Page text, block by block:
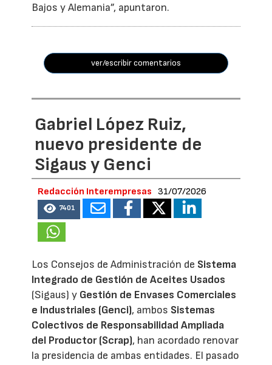
Bajos y Alemania”, apuntaron.
ver/escribir comentarios
Gabriel López Ruiz,
nuevo presidente de
Sigaus y Genci
Redacción Interempresas 31/07/2026
7401
Los Consejos de Administración de Sistema
Integrado de Gestión de Aceites Usados
(Sigaus) y Gestión de Envases Comerciales
e Industriales (Genci), ambos Sistemas
Colectivos de Responsabilidad Ampliada
del Productor (Scrap), han acordado renovar
la presidencia de ambas entidades. El pasado